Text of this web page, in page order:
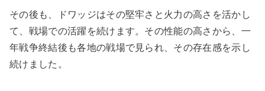
その後も、ドワッジはその堅牢さと火力の高さを活かし
て、戦場での活躍を続けます。その性能の高さから、一
年戦争終結後も各地の戦場で見られ、その存在感を示し
続けました。